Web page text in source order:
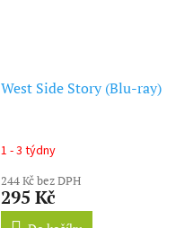
West Side Story (Blu-ray)
1 - 3 týdny
244 Kč bez DPH
295 Kč